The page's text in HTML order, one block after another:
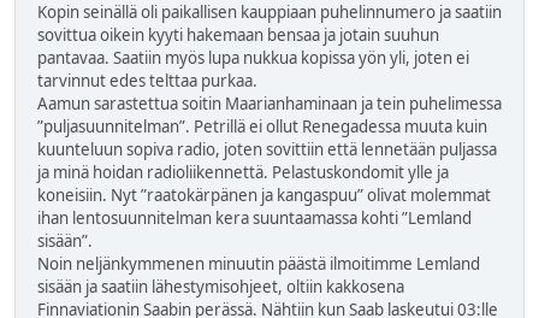
Kopin seinällä oli paikallisen kauppiaan puhelinnumero ja saatiin
sovittua oikein kyyti hakemaan bensaa ja jotain suuhun
pantavaa. Saatiin myös lupa nukkua kopissa yön yli, joten ei
tarvinnut edes telttaa purkaa.
Aamun sarastettua soitin Maarianhaminaan ja tein puhelimessa
”puljasuunnitelman”. Petrillä ei ollut Renegadessa muuta kuin
kuunteluun sopiva radio, joten sovittiin että lennetään puljassa
ja minä hoidan radioliikennettä. Pelastuskondomit ylle ja
koneisiin. Nyt ”raatokärpänen ja kangaspuu” olivat molemmat
ihan lentosuunnitelman kera suuntaamassa kohti ”Lemland
sisään”.
Noin neljänkymmenen minuutin päästä ilmoitimme Lemland
sisään ja saatiin lähestymisohjeet, oltiin kakkosena
Finnaviationin Saabin perässä. Nähtiin kun Saab laskeutui 03:lle